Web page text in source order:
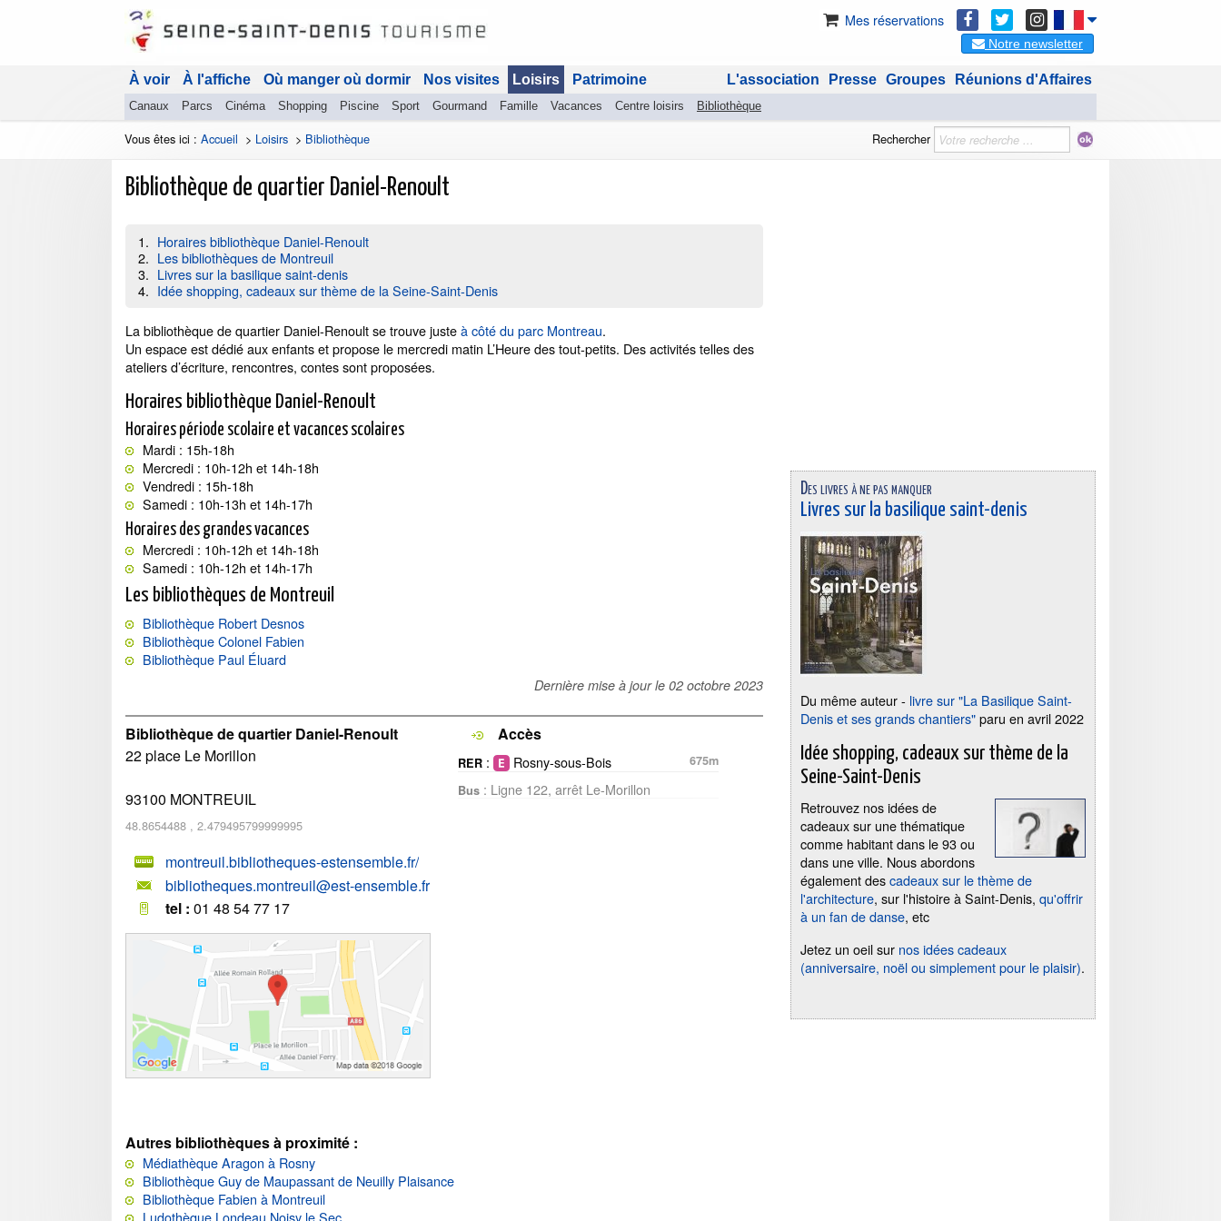
Mes réservations
Notre newsletter
À voir À l'affiche Où manger où dormir Nos visites Loisirs
Canaux Parcs Cinéma Shopping Piscine Sport Gourmand Famille Vacances Centre loisirs Bibliothèque
Patrimoine Réunions d'Affaires
Groupes
Presse
L'association
Vous êtes ici : Accueil > Loisirs > Bibliothèque Rechercher
Bibliothèque de quartier Daniel-Renoult
Horaires bibliothèque Daniel-Renoult
Les bibliothèques de Montreuil
Livres sur la basilique saint-denis
Idée shopping, cadeaux sur thème de la Seine-Saint-Denis
La bibliothèque de quartier Daniel-Renoult se trouve justeà côté du parc Montreau.
Un espace est dédié aux enfants et propose le mercredi matin L’Heure des tout-petits. Des activités telles des
ateliers d’écriture, rencontres, contes sont proposées.
Horaires bibliothèque Daniel-Renoult
Horaires période scolaire et vacances scolaires
Mardi : 15h-18h
Mercredi : 10h-12h et 14h-18h
Vendredi : 15h-18h
Samedi : 10h-13h et 14h-17h
Horaires des grandes vacances
Mercredi : 10h-12h et 14h-18h
Samedi : 10h-12h et 14h-17h
Les bibliothèques de Montreuil
Bibliothèque Robert Desnos
Bibliothèque Colonel Fabien
Bibliothèque Paul Éluard
Dernière mise à jour le 02 octobre 2023
Bibliothèque de quartier Daniel-Renoult
22 place Le Morillon
93100 MONTREUIL
48.8654488 , 2.479495799999995
montreuil.bibliotheques-estensemble.fr/
bibliotheques.montreuil@est-ensemble.fr
tel : 01 48 54 77 17
Accès
RER : Rosny-sous-Bois
675m
Bus : Ligne 122, arrêt Le-Morillon
Autres bibliothèques à proximité :
Médiathèque Aragon à Rosny
Bibliothèque Guy de Maupassant de Neuilly Plaisance
Bibliothèque Fabien à Montreuil
Des livres à ne pas manquer
Livres sur la basilique saint-denis
Du même auteur - livre sur "La Basilique Saint-
Denis et ses grands chantiers"paru en avril 2022
Idée shopping, cadeaux sur thème de la
Seine-Saint-Denis
Retrouvez nos idées de
cadeaux sur une thématique
comme habitant dans le 93 ou
dans une ville. Nous abordons
également descadeaux sur le thème de
l'architecture, sur l'histoire à Saint-Denis,qu'offrir
à un fan de danse, etc
Jetez un oeil sur nos idées cadeaux
(anniversaire, noël ou simplement pour le plaisir).